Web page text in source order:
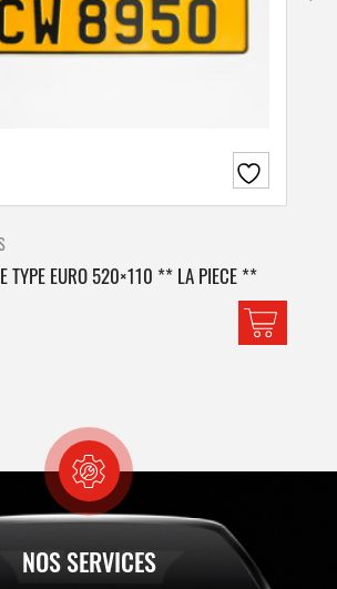
TYPE EURO 520×110 ** LA PIECE **
NOS SERVICES